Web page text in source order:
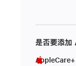
是否要添
AppleCare+